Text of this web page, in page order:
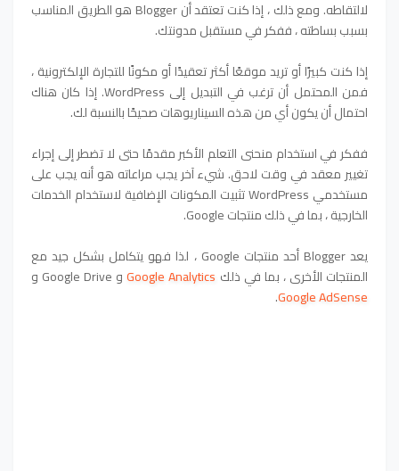
لالتقاطه. ومع ذلك ، إذا كنت تعتقد أن Blogger هو الطريق المناسب
بسبب بساطته ، ففكر في مستقبل مدونتك.
إذا كنت كبيرًا أو تريد موقعًا أكثر تعقيدًا أو مكونًا للتجارة الإلكترونية ،
فمن المحتمل أن ترغب في التبديل إلى WordPress. إذا كان هناك
احتمال أن يكون أي من هذه السيناريوهات صحيحًا بالنسبة لك.
ففكر في استخدام منحنى التعلم الأكبر مقدمًا حتى لا تضطر إلى إجراء
تغيير معقد في وقت لاحق. شيء آخر يجب مراعاته هو أنه يجب على
مستخدمي WordPress تثبيت المكونات الإضافية لاستخدام الخدمات
الخارجية ، بما في ذلك منتجات Google.
يعد Blogger أحد منتجات Google ، لذا فهو يتكامل بشكل جيد مع
المنتجات الأخرى ، بما في ذلك Google Analyticsو Google Drive و
Google AdSense
.